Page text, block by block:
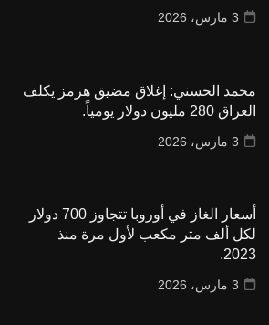
3 مارس، 2026
محمد الحسني: إغلاق مضيق هرمز يكلف
العراق 280 مليون دولار يومياً.
3 مارس، 2026
أسعار الغاز في أوروبا تتجاوز 700 دولار
لكل ألف متر مكعب لأول مرة منذ
2023.
3 مارس، 2026